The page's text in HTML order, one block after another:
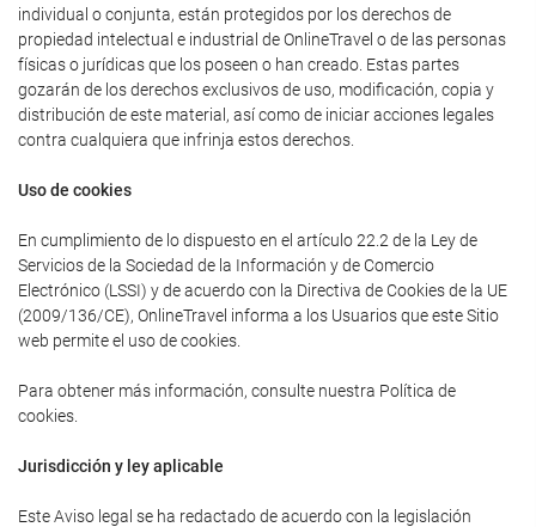
individual o conjunta, están protegidos por los derechos de
propiedad intelectual e industrial de OnlineTravel o de las personas
físicas o jurídicas que los poseen o han creado. Estas partes
gozarán de los derechos exclusivos de uso, modificación, copia y
distribución de este material, así como de iniciar acciones legales
contra cualquiera que infrinja estos derechos.
Uso de cookies
En cumplimiento de lo dispuesto en el artículo 22.2 de la Ley de
Servicios de la Sociedad de la Información y de Comercio
Electrónico (LSSI) y de acuerdo con la Directiva de Cookies de la UE
(2009/136/CE), OnlineTravel informa a los Usuarios que este Sitio
web permite el uso de cookies.
Para obtener más información, consulte nuestra Política de
cookies.
Jurisdicción y ley aplicable
Este Aviso legal se ha redactado de acuerdo con la legislación